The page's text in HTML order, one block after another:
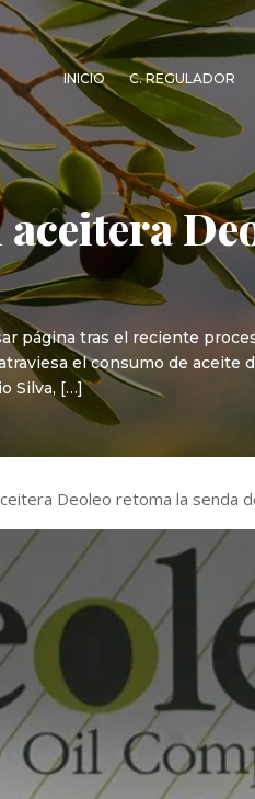
INICIO C. REGULADOR
página tras el reciente
el consumo de aceite
Silva, […]
Deoleo retoma la senda